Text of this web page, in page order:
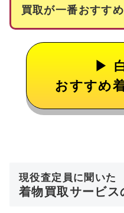
買取が一番おすすめ
おすすめ
現役査定員に聞いた
着物買取サービス